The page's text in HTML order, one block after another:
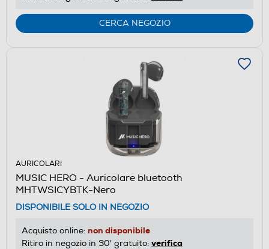
CERCA NEGOZIO
AURICOLARI
MUSIC HERO - Auricolare bluetooth
MHTWSICYBTK-Nero
DISPONIBILE SOLO IN NEGOZIO
Acquisto online: non disponibile
Ritiro in negozio in 30' gratuito: verifica